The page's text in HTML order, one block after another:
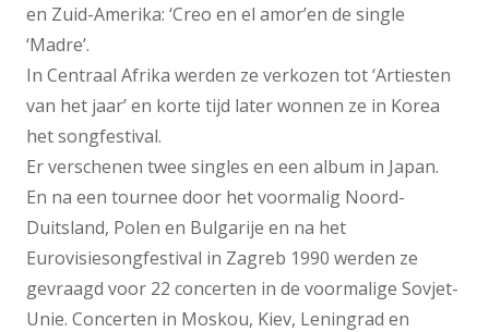
en Zuid-Amerika: ‘Creo en el amor’en de single
‘Madre’.
In Centraal Afrika werden ze verkozen tot ‘Artiesten
van het jaar’ en korte tijd later wonnen ze in Korea
het songfestival.
Er verschenen twee singles en een album in Japan.
En na een tournee door het voormalig Noord-
Duitsland, Polen en Bulgarije en na het
Eurovisiesongfestival in Zagreb 1990 werden ze
gevraagd voor 22 concerten in de voormalige Sovjet-
Unie. Concerten in Moskou, Kiev, Leningrad en